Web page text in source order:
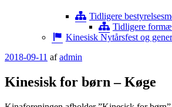
Tidligere
Tidligere
Kinesisk Nytårsfest og
Udgivet
2018-09-11 afadmin
Kinesisk for børn – Køge